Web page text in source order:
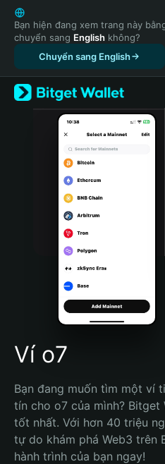
English
日本語
Tiếng Việt
Русский
Español (Latinoamérica)
Türkçe
Italiano
Português (Portugal)
Bahasa Indonesia
Português (Brasil)
Español (Argentina)
Bạn hiện đang xem trang này
chuyển sang English không?
Chuyển sang English
Ví o7
Bạn đang muốn tìm một ví
tín cho o7 của mình? Bitget
tốt nhất. Với hơn 40 triệu
tự do khám phá Web3 trên
hành trình của bạn ngay!